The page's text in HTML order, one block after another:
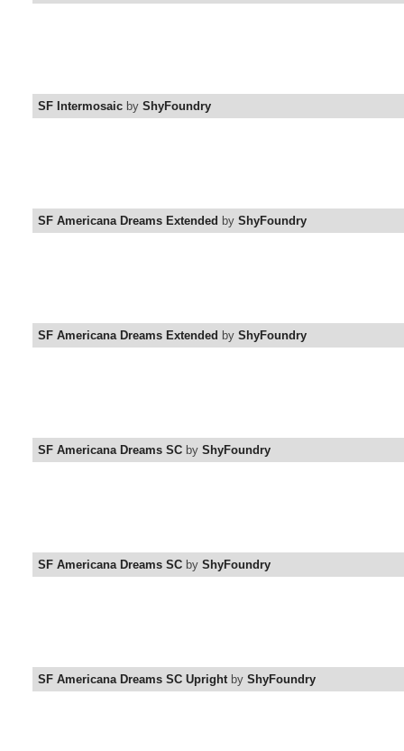
SF Intermosaic by ShyFoundry
SF Americana Dreams Extended by ShyFoundry
SF Americana Dreams Extended by ShyFoundry
SF Americana Dreams SC by ShyFoundry
SF Americana Dreams SC by ShyFoundry
SF Americana Dreams SC Uprightby ShyFoundry